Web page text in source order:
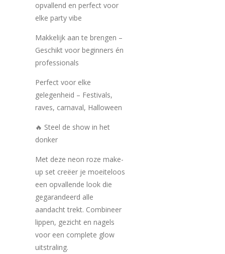
opvallend en perfect voor
elke party vibe
Makkelijk aan te brengen –
Geschikt voor beginners én
professionals
Perfect voor elke
gelegenheid – Festivals,
raves, carnaval, Halloween
🔥 Steel de show in het
donker
Met deze neon roze make-
up set creëer je moeiteloos
een opvallende look die
gegarandeerd alle
aandacht trekt. Combineer
lippen, gezicht en nagels
voor een complete glow
uitstraling.